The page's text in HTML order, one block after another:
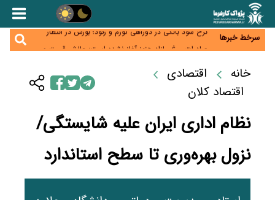
سرخط خبرها
اجاره‌بها از سقف قانونی عبور کرد؛ مجلس خواستار برخورد
نرخ سود بانکی در دوراهی تورم و رکود؛ بورس در انتظار
تصمیم سیاست‌گذار
صادرات مرغ مازاد هنوز آغاز نشده است؛ چالش قیمت و
سیاست‌های ناپایدار در بازار جهانی
استاندارد به شایعات فضای مجازی
نسخه قطعه‌سازان برای سایپا؛ خروج دولت از مدیریت
پیش از واگذاری
خانه
اقتصادی
اقتصاد کلان
نظام اداری ایران علیه شایستگی/
نزول بهره‌وری تا سطح استاندارد